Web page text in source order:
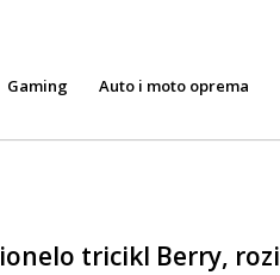
Gaming Auto i moto oprema
tricikl Berry, rozi